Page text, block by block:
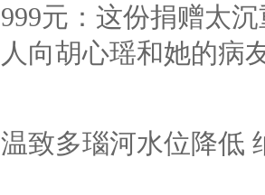
元：这份捐赠太
向胡心瑶和她的病
致多瑙河水位降低